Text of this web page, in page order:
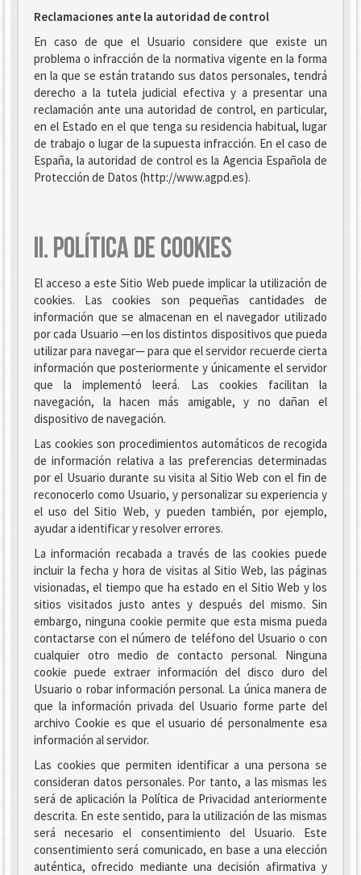
Reclamaciones ante la autoridad de control
En caso de que el Usuario considere que existe un
problema o infracción de la normativa vigente en la forma
en la que se están tratando sus datos personales, tendrá
derecho a la tutela judicial efectiva y a presentar una
reclamación ante una autoridad de control, en particular,
en el Estado en el que tenga su residencia habitual, lugar
de trabajo o lugar de la supuesta infracción. En el caso de
España, la autoridad de control es la Agencia Española de
Protección de Datos (http://www.agpd.es).
II. POLÍTICA DE COOKIES
El acceso a este Sitio Web puede implicar la utilización de
cookies. Las cookies son pequeñas cantidades de
información que se almacenan en el navegador utilizado
por cada Usuario —en los distintos dispositivos que pueda
utilizar para navegar— para que el servidor recuerde cierta
información que posteriormente y únicamente el servidor
que la implementó leerá. Las cookies facilitan la
navegación, la hacen más amigable, y no dañan el
dispositivo de navegación.
Las cookies son procedimientos automáticos de recogida
de información relativa a las preferencias determinadas
por el Usuario durante su visita al Sitio Web con el fin de
reconocerlo como Usuario, y personalizar su experiencia y
el uso del Sitio Web, y pueden también, por ejemplo,
ayudar a identificar y resolver errores.
La información recabada a través de las cookies puede
incluir la fecha y hora de visitas al Sitio Web, las páginas
visionadas, el tiempo que ha estado en el Sitio Web y los
sitios visitados justo antes y después del mismo. Sin
embargo, ninguna cookie permite que esta misma pueda
contactarse con el número de teléfono del Usuario o con
cualquier otro medio de contacto personal. Ninguna
cookie puede extraer información del disco duro del
Usuario o robar información personal. La única manera de
que la información privada del Usuario forme parte del
archivo Cookie es que el usuario dé personalmente esa
información al servidor.
Las cookies que permiten identificar a una persona se
consideran datos personales. Por tanto, a las mismas les
será de aplicación la Política de Privacidad anteriormente
descrita. En este sentido, para la utilización de las mismas
será necesario el consentimiento del Usuario. Este
consentimiento será comunicado, en base a una elección
auténtica, ofrecido mediante una decisión afirmativa y